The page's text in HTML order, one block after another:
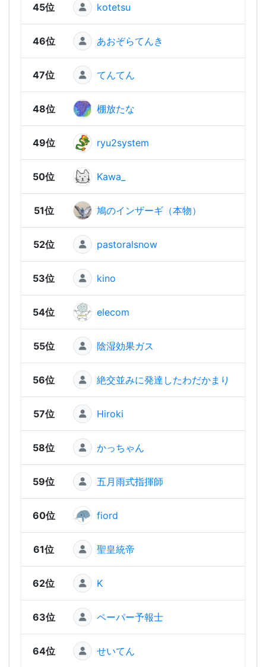
45位 kotetsu
46位 あおぞらてんき
47位 てんてん
48位 棚放たな
49位 ryu2system
50位 Kawa_
51位 鳩のインザーギ（本物）
52位 pastoralsnow
53位 kino
54位 elecom
55位 陰湿効果ガス
56位 絶交並みに発達したわだかまり
57位 Hiroki
58位 かっちゃん
59位 五月雨式指揮師
60位 fiord
61位 聖皇統帝
62位 K
63位 ペーパー予報士
64位 せいてん